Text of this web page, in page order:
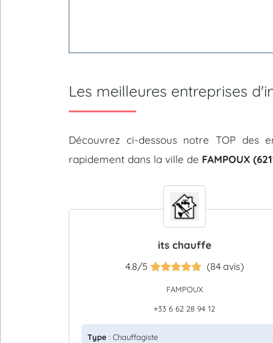
Les meilleures entreprises
Découvrez ci-dessous notre TOP des
rapidement dans la ville de FAMPOUX
its chauffe
4.8/5 (84 avis)
FAMPOUX
+33 6 62 28 94 12
Type : Chauffagiste